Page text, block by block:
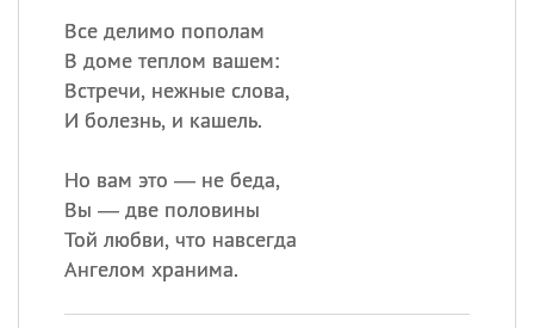
Все делимо пополам
В доме теплом вашем:
Встречи, нежные слова,
И болезнь, и кашель.
Но вам это — не беда,
Вы — две половины
Той любви, что навсегда
Ангелом хранима.